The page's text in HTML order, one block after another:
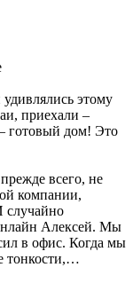
этому
приехали –
готовый дом! Это
всего, не
компании,
случайно
Алексей. Мы
в офис. Когда мы
тонкости,…